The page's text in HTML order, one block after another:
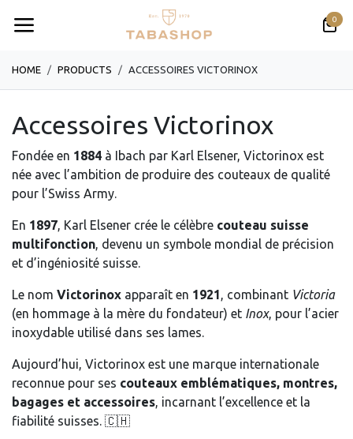
0
HOME PRODUCTS ​​​​​​​​​​ACCESSOIRES VICTORINOX
​​​​​​​​​​Accessoires Victorinox
Fondée en 1884 à Ibach par Karl Elsener, Victorinox est
née avec l’ambition de produire des couteaux de qualité
pour l’Swiss Army.
En 1897, Karl Elsener crée le célèbre couteau suisse
multifonction, devenu un symbole mondial de précision
et d’ingéniosité suisse.
Le nom Victorinox apparaît en 1921, combinant Victoria
(en hommage à la mère du fondateur) et Inox, pour l’acier
inoxydable utilisé dans ses lames.
Aujourd’hui, Victorinox est une marque internationale
reconnue pour ses couteaux emblématiques, montres,
bagages et accessoires, incarnant l’excellence et la
fiabilité suisses. 🇨🇭